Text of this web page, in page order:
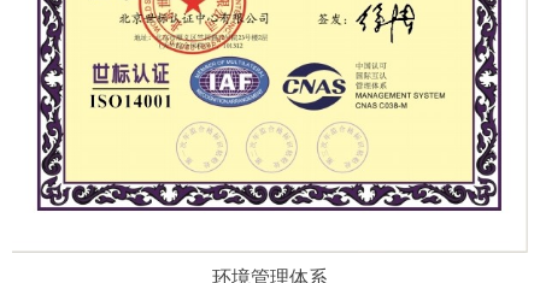
环境管理体系